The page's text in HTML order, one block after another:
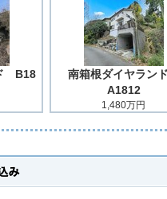
B18
南箱根ダイヤラン
A1812
1,480万円